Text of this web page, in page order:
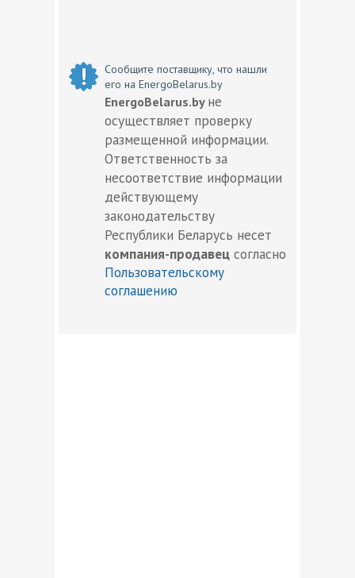
Сообщите поставщику, что нашли
его на EnergoBelarus.by
EnergoBelarus.by не
осуществляет проверку
размещенной информации.
Ответственность за
несоответствие информации
действующему
законодательству
Республики Беларусь несет
компания-продавец согласно
Пользовательскому
соглашению